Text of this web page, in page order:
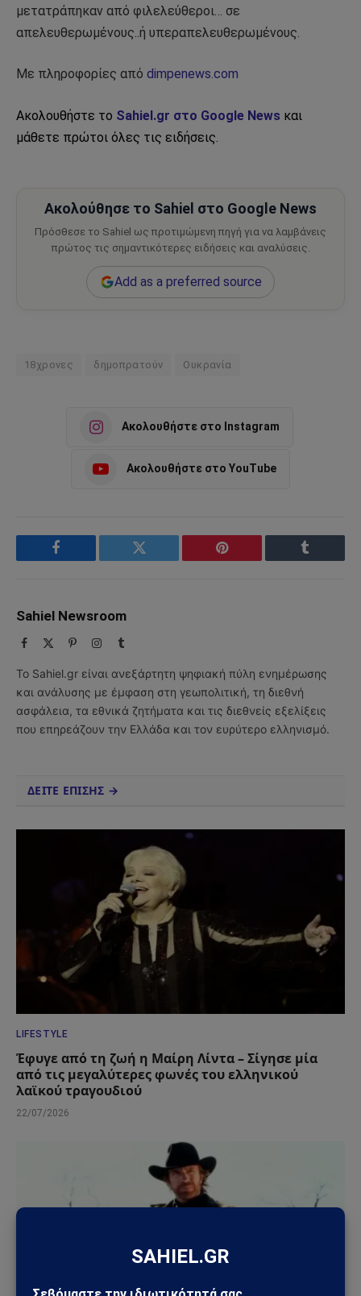
μετατράπηκαν από φιλελεύθεροι… σε
απελευθερωμένους..ή υπεραπελευθερωμένους.
Με πληροφορίες από dimpenews.com
Ακολουθήστε το Sahiel.gr στο Google News και
μάθετε πρώτοι όλες τις ειδήσεις.
Ακολούθησε το Sahiel στο Google News
Πρόσθεσε το Sahiel ως προτιμώμενη πηγή για να λαμβάνεις
πρώτος τις σημαντικότερες ειδήσεις και αναλύσεις.
Add as a preferred source
18χρονες δημοπρατούν Ουκρανία
Ακολουθήστε στο Instagram
Ακολουθήστε στο YouTube
Facebook Twitter Pinterest Tumblr
Sahiel Newsroom
Facebook PinterestInstagram
Tumblr
Το Sahiel.gr είναι ανεξάρτητη ψηφιακή πύλη ενημέρωσης
και ανάλυσης με έμφαση στη γεωπολιτική, τη διεθνή
ασφάλεια, τα εθνικά ζητήματα και τις διεθνείς εξελίξεις
που επηρεάζουν την Ελλάδα και τον ευρύτερο ελληνισμό.
ΔΕΙΤΕ ΕΠΙΣΗΣ →
LIFESTYLE
Έφυγε από τη ζωή η Μαίρη Λίντα – Σίγησε μία
από τις μεγαλύτερες φωνές του ελληνικού
λαϊκού τραγουδιού
22/07/2026